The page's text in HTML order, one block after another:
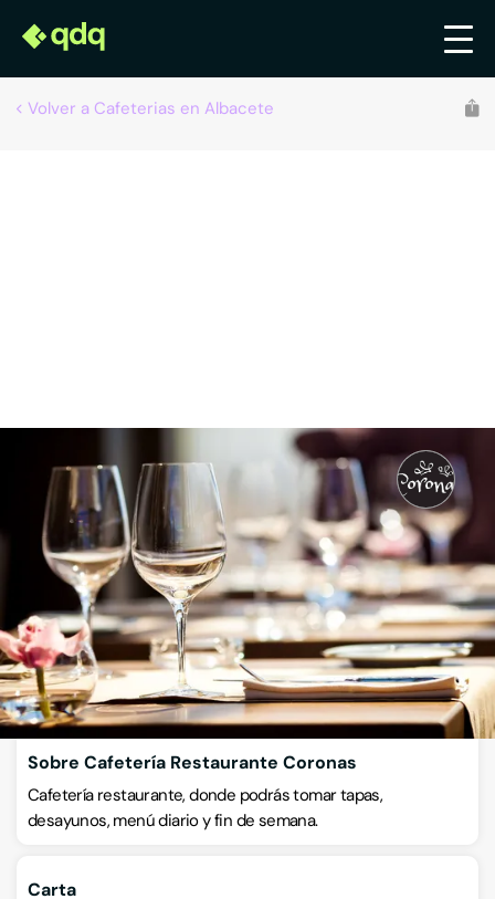
Volver a Cafeterias en Albacete
Cafetería Restaurante Coronas
Cafeterías
Paseo la Libertad 16, 02001, Albacete, Albacete
VISITAR WEB CÓMO LLEGAR
Llamar ahora
Sobre Cafetería Restaurante Coronas
Cafetería restaurante, donde podrás tomar tapas,
desayunos, menú diario y fin de semana.
Carta